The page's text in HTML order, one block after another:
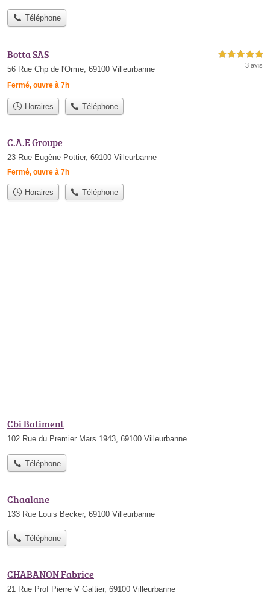
Téléphone
Botta SAS
56 Rue Chp de l'Orme, 69100 Villeurbanne
Fermé, ouvre à 7h
5,0 étoiles sur 5
3 avis
Horaires Téléphone
C.A.E Groupe
23 Rue Eugène Pottier, 69100 Villeurbanne
Fermé, ouvre à 7h
Horaires Téléphone
Cbi Batiment
102 Rue du Premier Mars 1943, 69100 Villeurbanne
Téléphone
Chaalane
133 Rue Louis Becker, 69100 Villeurbanne
Téléphone
CHABANON Fabrice
21 Rue Prof Pierre V Galtier, 69100 Villeurbanne